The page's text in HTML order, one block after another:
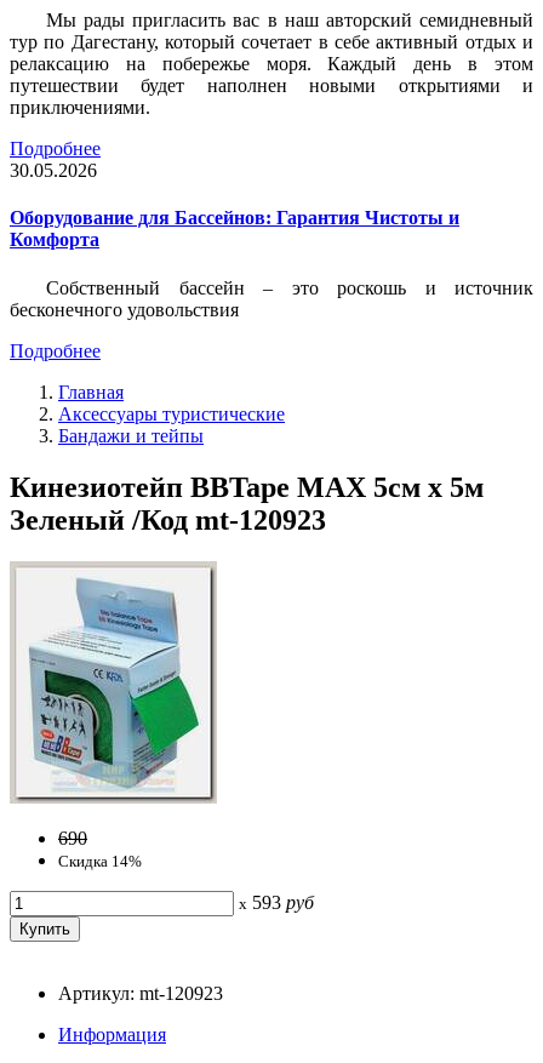
Мы рады пригласить вас в наш авторский семидневный
тур по Дагестану, который сочетает в себе активный отдых и
релаксацию на побережье моря. Каждый день в этом
путешествии будет наполнен новыми открытиями и
приключениями.
Подробнее
30.05.2026
Оборудование для Бассейнов: Гарантия Чистоты и
Комфорта
Собственный бассейн – это роскошь и источник
бесконечного удовольствия
Подробнее
Главная
Аксессуары туристические
Бандажи и тейпы
Кинезиотейп BBTape MAX 5см x 5м
Зеленый /Код mt-120923
690
Скидка 14%
x 593 руб
Артикул: mt-120923
Информация